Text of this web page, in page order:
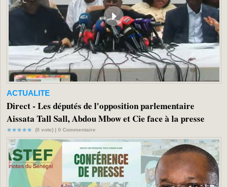
ACTUALITE
Direct - Les députés de l'opposition parlementaire
Aissata Tall Sall, Abdou Mbow et Cie face à la presse
(0 vote) | 0 Commentaire